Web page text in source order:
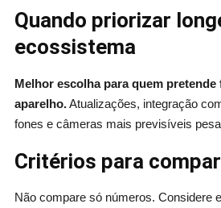
Quando priorizar
ecossistema
Melhor escolha para quem
aparelho.Atualizações, integração
fones e câmeras mais previsíveis
Critérios para
Não compare só números. Considere